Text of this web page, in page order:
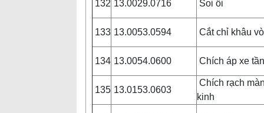
132 13.0029.0716 Soi ối
133 13.0053.0594 Cắt chỉ khâu
134 13.0054.0600 Chích áp xe
135 13.0153.0603
Chích rạch
kinh